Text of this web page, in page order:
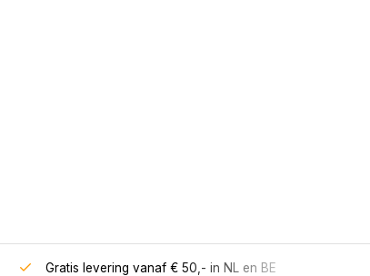
Gratis levering vanaf € 50,- in NL en BE